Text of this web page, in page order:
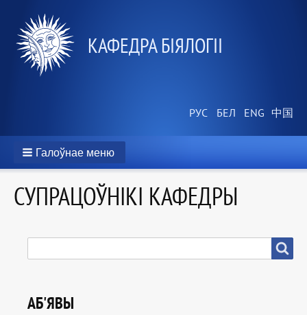
КАФЕДРА БІЯЛОГІІ
Галоўнае меню
CУПРАЦОЎНІКІ КАФЕДРЫ
АБ'ЯВЫ